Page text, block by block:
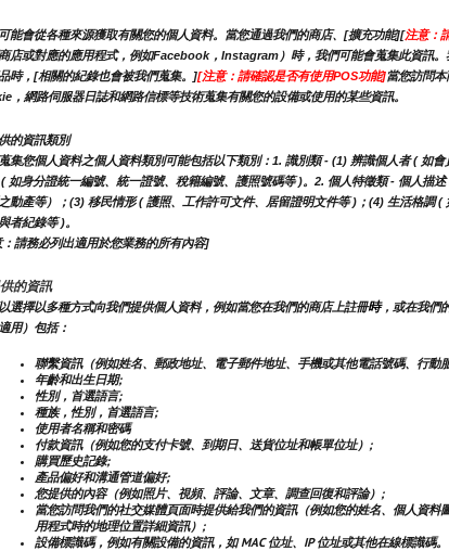
能會從各種來源獲取有關您的個人資料。當您通過我們的商店、[擴充功能][注意：
店或對應的應用程式，例如Facebook，Instagram）時，我們可能會蒐集此資訊
時，[相關的紀錄也會被我們蒐集。][注意：請確認是否有使用POS功能]當您訪問
，網路伺服器日誌和網路信標等技術蒐集有關您的設備或使用的某些資訊。
的資訊類別
集您個人資料之個人資料類別可能包括以下類別：1. 識別類 - (1) 辨識個人者 ( 如
如身分證統一編號、統一證號、稅籍編號、護照號碼等 )。2. 個人特徵類 - 個人描
動產等）；(3) 移民情形 ( 護照、工作許可文件、居留證明文件等 )；(4) 生活格調
者紀錄等 )。
請務必列出適用於您業務的所有內容]
的資訊
選擇以多種方式向我們提供個人資料，例如當您在我們的商店上註冊時，或在我們
用）包括：
聯繫資訊（例如姓名、郵政地址、電子郵件地址、手機或其他電話號碼、行動
年齡和出生日期;
性別，首選語言;
種族，性別，首選語言;
使用者名稱和密碼
付款資訊（例如您的支付卡號、到期日、送貨位址和帳單位址）;
購買歷史記錄;
產品偏好和溝通管道偏好;
您提供的內容（例如照片、視頻、評論、文章、調查回復和評論）;
當您訪問我們的社交媒體頁面時提供給我們的資訊（例如您的姓名、個人資
用程式時的地理位置詳細資訊）;
設備標識碼，例如有關設備的資訊，如 MAC 位址、IP 位址或其他在線標識碼。